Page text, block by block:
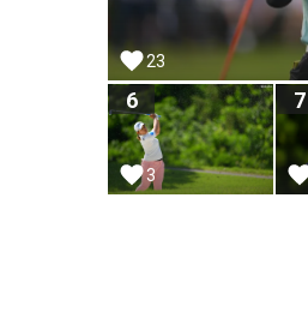
23
6
3
7